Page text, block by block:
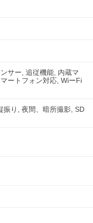
サー, 追従機能, 内蔵マ
ートフォン対応, WiーFi
振り, 夜間、暗所撮影, SD